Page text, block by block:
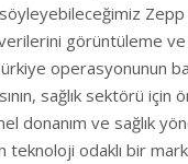
Zepp
görüntüleme ve
operasyonunun
sağlık sektörü
donanım ve sağlık
teknoloji odaklı bir